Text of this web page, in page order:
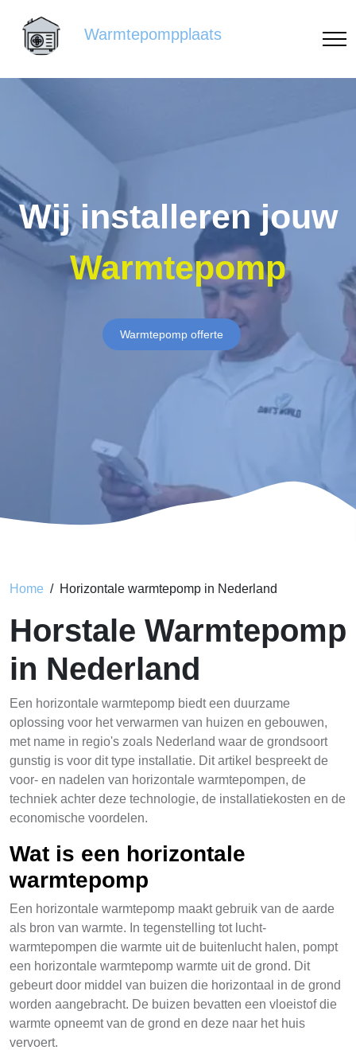
Warmtepompplaats
Wij installeren jouw
Warmtepomp
Warmtepomp offerte
Home Horizontale warmtepomp in Nederland
Horstale Warmtepomp
in Nederland
Een horizontale warmtepomp biedt een duurzame
oplossing voor het verwarmen van huizen en gebouwen,
met name in regio's zoals Nederland waar de grondsoort
gunstig is voor dit type installatie. Dit artikel bespreekt de
voor- en nadelen van horizontale warmtepompen, de
techniek achter deze technologie, de installatiekosten en de
economische voordelen.
Wat is een horizontale
warmtepomp
Een horizontale warmtepomp maakt gebruik van de aarde
als bron van warmte. In tegenstelling tot lucht-
warmtepompen die warmte uit de buitenlucht halen, pompt
een horizontale warmtepomp warmte uit de grond. Dit
gebeurt door middel van buizen die horizontaal in de grond
worden aangebracht. De buizen bevatten een vloeistof die
warmte opneemt van de grond en deze naar het huis
vervoert.